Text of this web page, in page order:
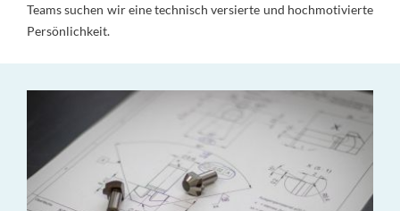
Teams suchen wir eine technisch versierte und hochmotivierte
Persönlichkeit.